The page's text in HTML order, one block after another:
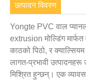
उत्पादन विवरण
Yongte PVC वाल प्यानल
extrusion मोल्डिंग मार्फत
काठको पिठो, र
लागत-प्रभावी उत्पादनहरू
मिश्रित हुन्छन्। एक